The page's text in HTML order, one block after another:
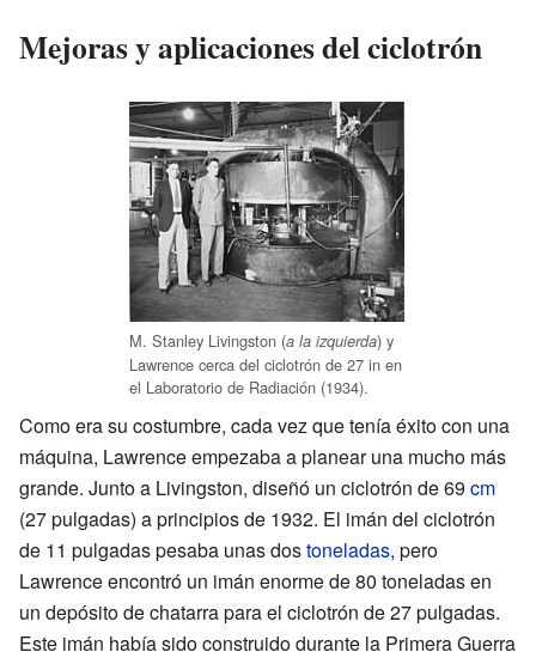
Mejoras y aplicaciones del ciclotrón
M. Stanley Livingston (a la izquierda) y
Lawrence cerca del ciclotrón de 27 in en
el Laboratorio de Radiación (1934).
Como era su costumbre, cada vez que tenía éxito con una
máquina, Lawrence empezaba a planear una mucho más
grande. Junto a Livingston, diseñó un ciclotrón de 69 cm
(27 pulgadas) a principios de 1932. El imán del ciclotrón
de 11 pulgadas pesaba unas dostoneladas, pero
Lawrence encontró un imán enorme de 80 toneladas en
un depósito de chatarra para el ciclotrón de 27 pulgadas.
Este imán había sido construido durante la Primera Guerra